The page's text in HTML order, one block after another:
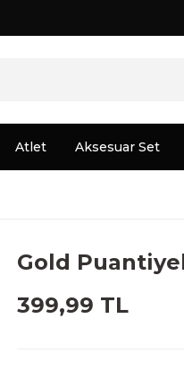
Atlet Aksesuar Set
Gold
399,99 TL